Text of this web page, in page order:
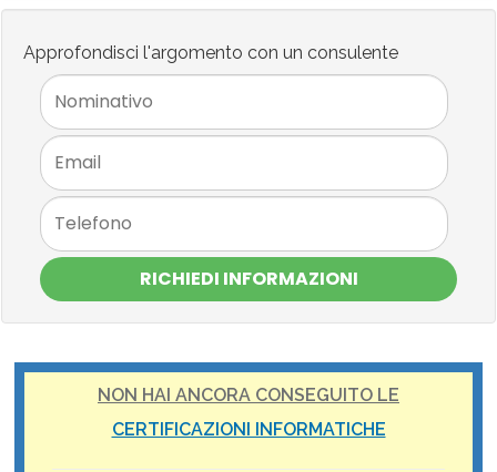
Approfondisci l'argomento con un consulente
RICHIEDI INFORMAZIONI
NON HAI ANCORA CONSEGUITO LE
CERTIFICAZIONI INFORMATICHE